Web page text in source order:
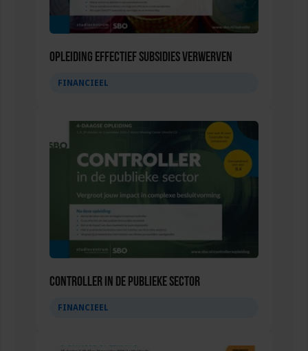
Opleiding Effectief subsidies verwerven
FINANCIEEL
Controller in de publieke sector
FINANCIEEL